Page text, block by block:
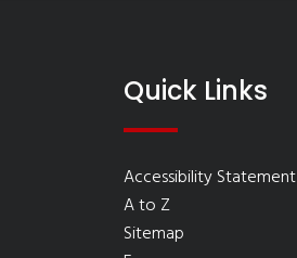
Quick Links
Accessibility Statement
A to Z
Sitemap